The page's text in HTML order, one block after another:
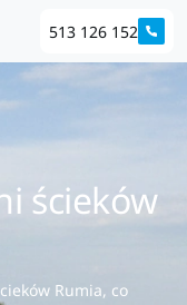
513 126 152
ścieków
Rumia, co